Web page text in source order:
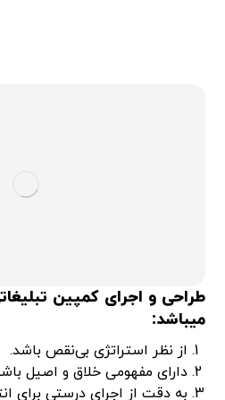
طراحی و اجرای کمپین
میباشد:
از نظر استراتژی بی‌نقص باشد.
دارای مفهومی خلاق و اصیل
به دقت از اجرای درستی برای